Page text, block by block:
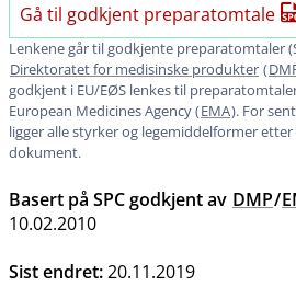
Gå til godkjent preparatomtale
Lenkene går til godkjente preparatomtaler
Direktoratet for medisinske produkter (
godkjent i EU​/​EØS lenkes til
European Medicines Agency (EMA). For
ligger alle styrker og legemiddelformer
dokument.
Basert på SPC godkjent av DMP/
10.02.2010
Sist endret:20.11.2019